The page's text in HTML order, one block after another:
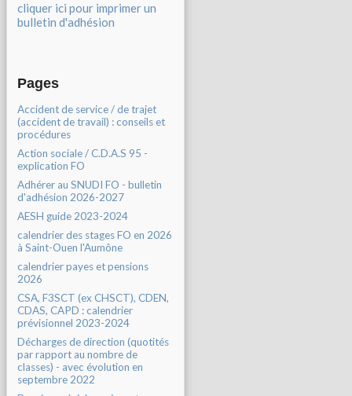
cliquer ici pour imprimer un
bulletin d'adhésion
Pages
Accident de service / de trajet
(accident de travail) : conseils et
procédures
Action sociale / C.D.A.S 95 -
explication FO
Adhérer au SNUDI FO - bulletin
d'adhésion 2026-2027
AESH guide 2023-2024
calendrier des stages FO en 2026
à Saint-Ouen l'Aumône
calendrier payes et pensions
2026
CSA, F3SCT (ex CHSCT), CDEN,
CDAS, CAPD : calendrier
prévisionnel 2023-2024
Décharges de direction (quotités
par rapport au nombre de
classes) - avec évolution en
septembre 2022